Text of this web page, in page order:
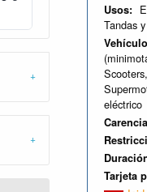
Usos:
Tandas
eléctrico
Tarjeta